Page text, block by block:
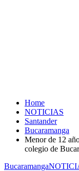
Home
NOTICIAS
Santander
Bucaramanga
Menor de 12
colegio de
Bucaramanga